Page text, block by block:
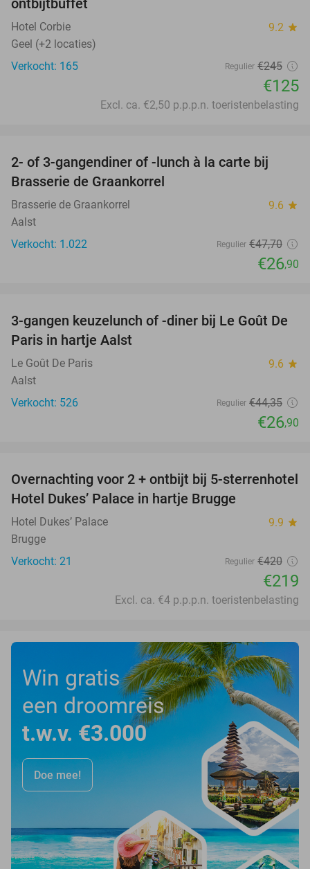
Hotel Corbie 9.2 star
Geel (+2 locaties)
Verkocht: 165
Regulier €245
€125
Excl. ca. €2,50 p.p.p.n. toeristenbelasting
44%
2- of 3-gangendiner of -lunch à la carte bij
Brasserie de Graankorrel
Brasserie de Graankorrel 9.6 star
Aalst
Verkocht: 1.022
Regulier €47,70
€26,90
39%
3-gangen keuzelunch of -diner bij Le Goût De
Paris in hartje Aalst
Le Goût De Paris 9.6 star
Aalst
Verkocht: 526
Regulier €44,35
€26,90
48%
Overnachting voor 2 + ontbijt bij 5-sterrenhotel
Hotel Dukes’ Palace in hartje Brugge
Hotel Dukes’ Palace 9.9 star
Brugge
Verkocht: 21
Regulier €420
€219
Excl. ca. €4 p.p.p.n. toeristenbelasting
Win gratis
een droomreis
t.w.v. €3.000
Doe mee!